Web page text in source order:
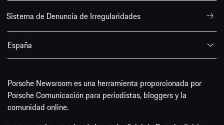
Sistema de Denuncia de Irregularidades
España
Porsche Newsroom es una herramienta proporcionada por
Porsche Comunicación para periodistas, bloggers y la
comunidad online.